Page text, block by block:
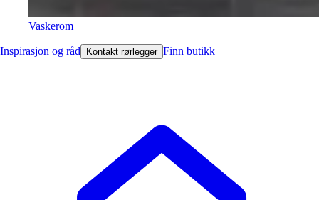
Vaskerom
Inspirasjon og råd Kontakt rørlegger Finn butikk